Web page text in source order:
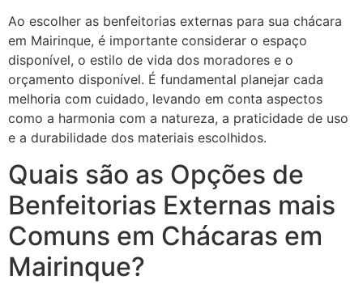
Ao escolher as benfeitorias externas para sua chácara
em Mairinque, é importante considerar o espaço
disponível, o estilo de vida dos moradores e o
orçamento disponível. É fundamental planejar cada
melhoria com cuidado, levando em conta aspectos
como a harmonia com a natureza, a praticidade de uso
e a durabilidade dos materiais escolhidos.
Quais são as Opções de
Benfeitorias Externas mais
Comuns em Chácaras em
Mairinque?